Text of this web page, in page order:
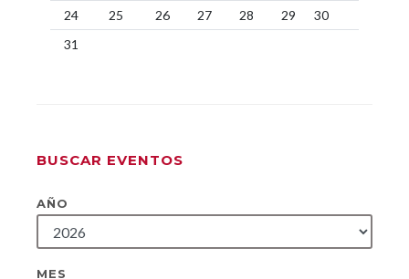
24
25 26 27 28 29
30
31
BUSCAR EVENTOS
AÑO
MES